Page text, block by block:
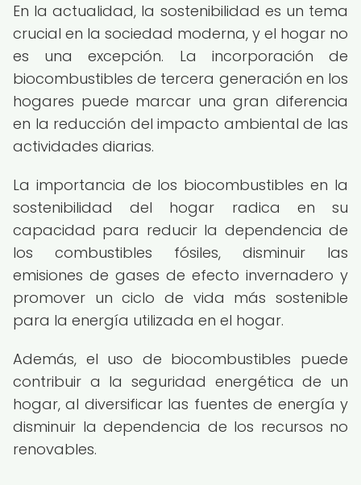
En la actualidad, la sostenibilidad es un tema
crucial en la sociedad moderna, y el hogar no
es una excepción. La incorporación de
biocombustibles de tercera generación en los
hogares puede marcar una gran diferencia
en la reducción del impacto ambiental de las
actividades diarias.
La importancia de los biocombustibles en la
sostenibilidad del hogar radica en su
capacidad para reducir la dependencia de
los combustibles fósiles, disminuir las
emisiones de gases de efecto invernadero y
promover un ciclo de vida más sostenible
para la energía utilizada en el hogar.
Además, el uso de biocombustibles puede
contribuir a la seguridad energética de un
hogar, al diversificar las fuentes de energía y
disminuir la dependencia de los recursos no
renovables.